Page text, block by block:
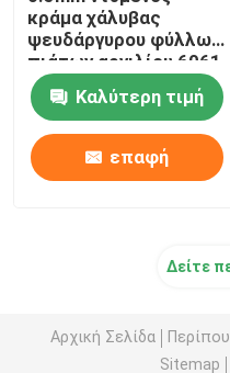
κράμα χάλυβας
ψευδάργυρου φύλλων
πιάτων αργιλίου 6061
7075 στη σπείρα
Καλύτερη τιμή
επαφή
Δείτε
Αρχική Σελίδα
Sitemap